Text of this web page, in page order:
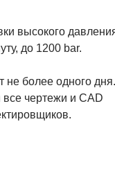
высокого
до 1200 bar.
не более одного дня.
чертежи и CAD